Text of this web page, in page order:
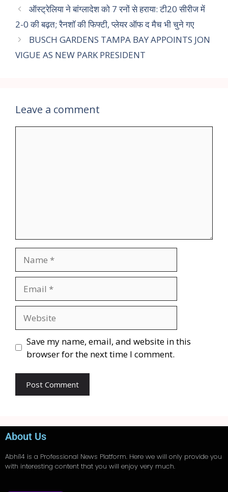
ऑस्ट्रेलिया ने बांग्लादेश को 7 रनों से हराया: टी20 सीरीज में
2-0 की बढ़त; रैनशॉ की फिफ्टी, प्लेयर ऑफ द मैच भी चुने गए
BUSCH GARDENS TAMPA BAY APPOINTS JON
VIGUE AS NEW PARK PRESIDENT
Leave a comment
Save my name, email, and website in this
browser for the next time I comment.
About Us
Abhi14 is a Professional News Platform. Here we will only provide you
with interesting content that you will enjoy very much.